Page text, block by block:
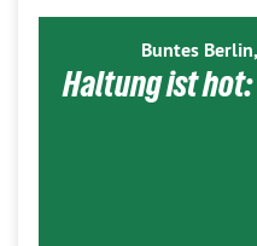
Buntes
Haltung ist hot: